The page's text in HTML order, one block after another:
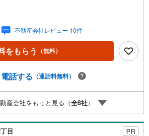
件選び」まで全力でバックアップいたしま
社アイマが選ばれる2大サポート/【プロ目線
案力】大手ネット銀行をはじめ多数の金融機
借入期間「最長50年」のプランや今注目の低
など、購入後の生活にゆとりを持たせるための
計画をご提案します。【フットワーク軽い安心
変」という方も大歓迎。平日・夜間の現地案
まずは『見るだけ』『ローン相談だけ』でも
様のペースを最優先し、無理な営業は一切行
客様のライフスタイルに合わせた快適な住ま
伝いいたします。まずはお気軽にお問い合わ
不動産会社レビュー 10件
をもらう （無料）
電話する （通話料無料）
産会社をもっと見る（全8社）
目 PR